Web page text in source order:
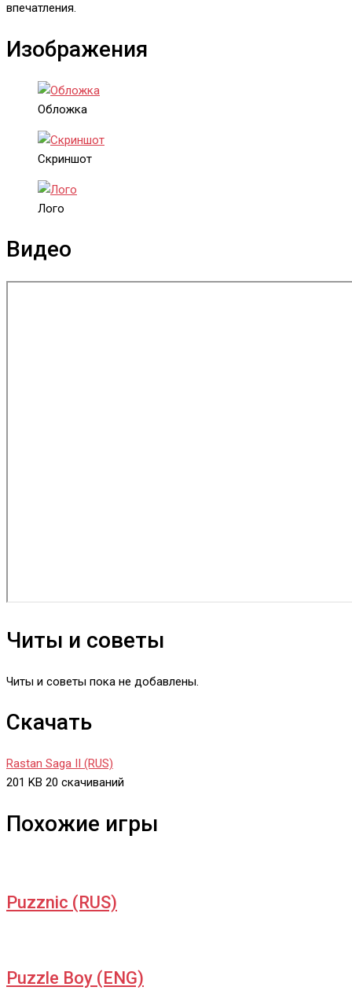
впечатления.
Изображения
Обложка
Скриншот
Лого
Видео
Читы и советы
Читы и советы пока не добавлены.
Скачать
Rastan Saga II (RUS)
201 KB 20 скачиваний
Похожие игры
Puzznic (RUS)
Puzzle Boy (ENG)